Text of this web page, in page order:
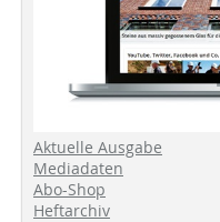
Aktuelle Ausgabe
Mediadaten
Abo-Shop
Heftarchiv